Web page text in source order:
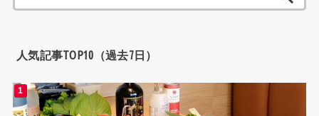
索:
人気記事TOP10（過去7日）